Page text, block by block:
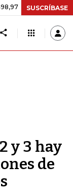
+2,19%
SUSCRÍBASE
y 3 hay
de